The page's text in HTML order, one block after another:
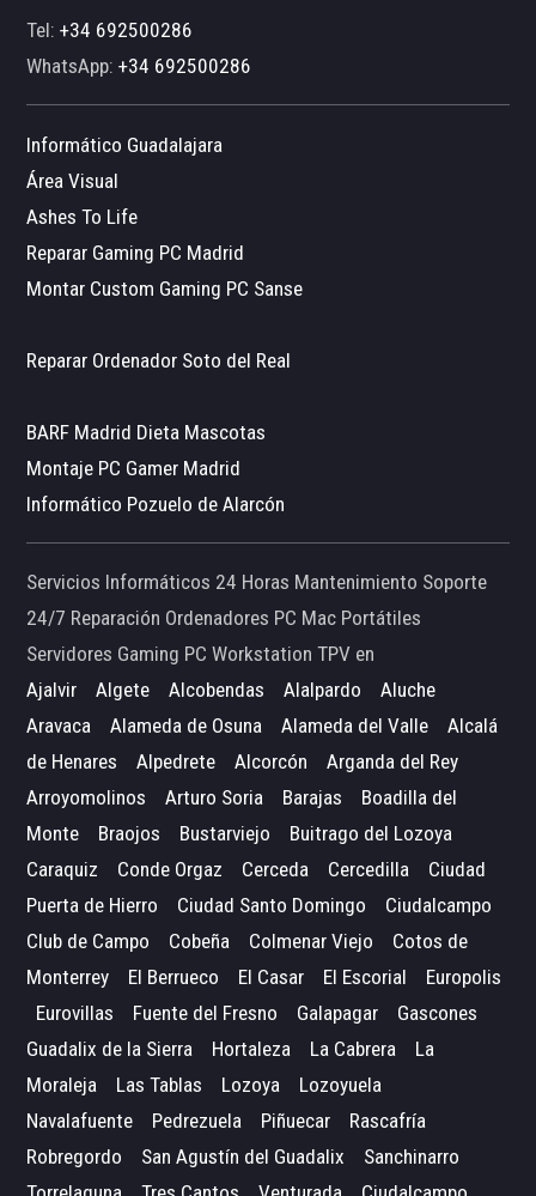
Tel:+34 692500286
WhatsApp:+34 692500286
Informático Guadalajara
Área Visual
Ashes To Life
Reparar Gaming PC Madrid
Montar Custom Gaming PC Sanse
Reparar Ordenador Soto del Real
BARF Madrid Dieta Mascotas
Montaje PC Gamer Madrid
Informático Pozuelo de Alarcón
Servicios Informáticos 24 Horas Mantenimiento Soporte
24/7 Reparación Ordenadores PC Mac Portátiles
Servidores Gaming PC Workstation TPV en
Ajalvir
Algete Alcobendas Alalpardo
Aluche
Aravaca
Alameda de Osuna Alameda del Valle
Alcalá
de Henares
Alpedrete Alcorcón
Arganda del Rey
Arroyomolinos
Arturo Soria Barajas
Boadilla del
Monte
Braojos Bustarviejo
Buitrago del Lozoya
Caraquiz
Conde Orgaz Cerceda Cercedilla
Ciudad
Puerta de Hierro
Ciudad Santo Domingo
Ciudalcampo
Club de Campo
Cobeña Colmenar Viejo
Cotos de
Monterrey
El Berrueco El Casar El Escorial
Europolis
Eurovillas
Fuente del Fresno Galapagar
Gascones
Guadalix de la Sierra
Hortaleza La Cabrera
La
Moraleja
Las Tablas Lozoya
Lozoyuela
Navalafuente
Pedrezuela Piñuecar
Rascafría
Robregordo
San Agustín del Guadalix
Sanchinarro